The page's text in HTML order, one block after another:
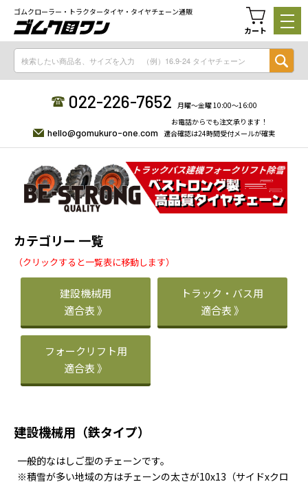
ゴムクローラー・トラクタータイヤ・タイヤチェーン通販
カート
022-226-7652 月曜〜金曜 10:00〜16:00
hello@gomukuro-one.com
お電話からでも注文承ります！
適合確認は24時間受付メールが確実
カテゴリー 一覧
（クリックすると一覧表に移動します）
建設機械用
適合表 》
トラック・バス用
適合表 》
フォークリフト用
適合表 》
建設機械用（鉄タイプ）
一般的なはしご型のチェーンです。
※積雪が多い地域の方はチェーンの太さが10x13（サイドxクロ